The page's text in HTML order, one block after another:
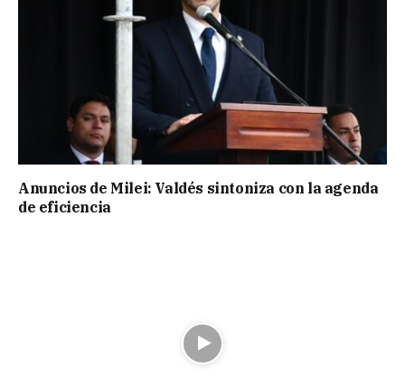
Anuncios de Milei: Valdés sintoniza con la agenda
de eficiencia